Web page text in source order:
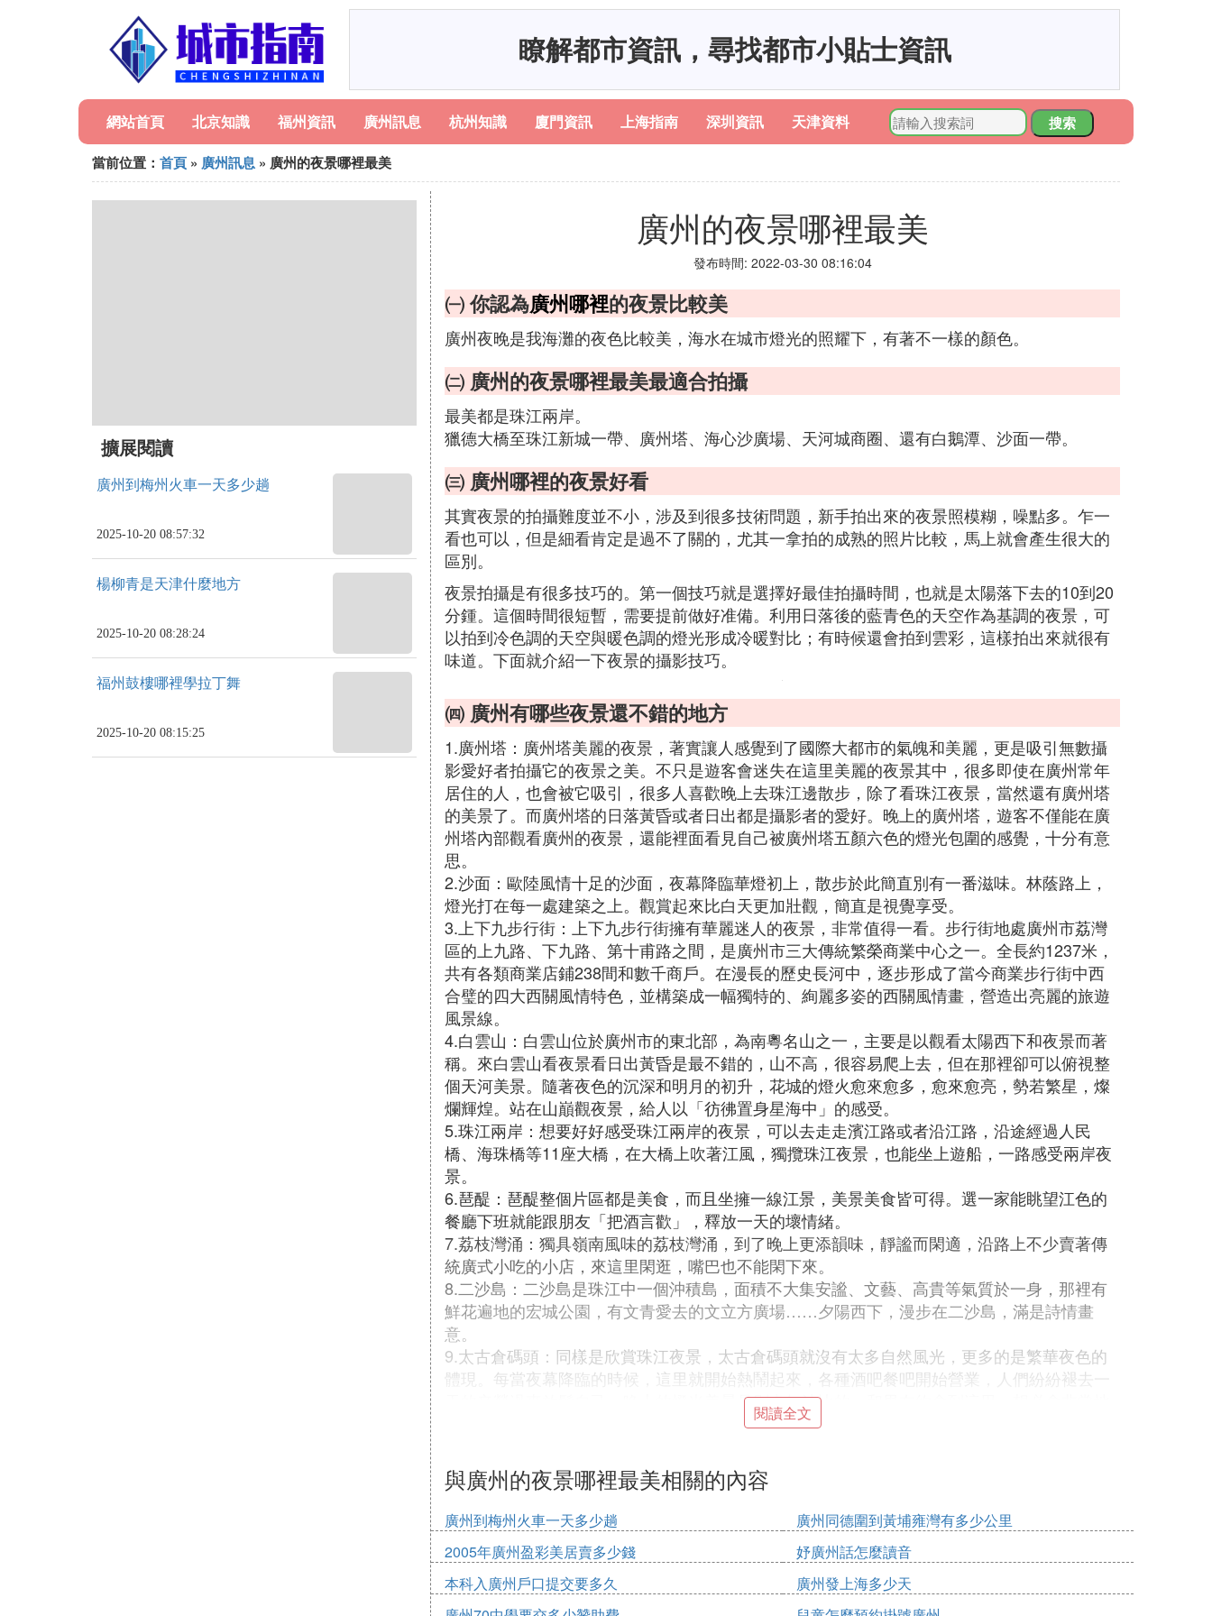
瞭解都市資訊，尋找都市小貼士資訊
網站首頁 北京知識 福州資訊 廣州訊息 杭州知識 廈門資訊 上海指南 深圳資訊 天津資料
搜索
當前位置： 首頁 » 廣州訊息 » 廣州的夜景哪裡最美
擴展閱讀
廣州到梅州火車一天多少趟
2025-10-20 08:57:32
楊柳青是天津什麼地方
2025-10-20 08:28:24
福州鼓樓哪裡學拉丁舞
2025-10-20 08:15:25
廣州的夜景哪裡最美
發布時間: 2022-03-30 08:16:04
㈠ 你認為廣州哪裡的夜景比較美
廣州夜晚是我海灘的夜色比較美，海水在城市燈光的照耀下，有著不一樣的顏色。
㈡ 廣州的夜景哪裡最美最適合拍攝
最美都是珠江兩岸。
獵德大橋至珠江新城一帶、廣州塔、海心沙廣場、天河城商圈、還有白鵝潭、沙面一帶。
㈢ 廣州哪裡的夜景好看
其實夜景的拍攝難度並不小，涉及到很多技術問題，新手拍出來的夜景照模糊，噪點多。乍一
看也可以，但是細看肯定是過不了關的，尤其一拿拍的成熟的照片比較，馬上就會產生很大的
區別。
夜景拍攝是有很多技巧的。第一個技巧就是選擇好最佳拍攝時間，也就是太陽落下去的10到20
分鍾。這個時間很短暫，需要提前做好准備。利用日落後的藍青色的天空作為基調的夜景，可
以拍到冷色調的天空與暖色調的燈光形成冷暖對比；有時候還會拍到雲彩，這樣拍出來就很有
味道。下面就介紹一下夜景的攝影技巧。
㈣ 廣州有哪些夜景還不錯的地方
1.廣州塔：廣州塔美麗的夜景，著實讓人感覺到了國際大都市的氣魄和美麗，更是吸引無數攝
影愛好者拍攝它的夜景之美。不只是遊客會迷失在這里美麗的夜景其中，很多即使在廣州常年
居住的人，也會被它吸引，很多人喜歡晚上去珠江邊散步，除了看珠江夜景，當然還有廣州塔
的美景了。而廣州塔的日落黃昏或者日出都是攝影者的愛好。晚上的廣州塔，遊客不僅能在廣
州塔內部觀看廣州的夜景，還能裡面看見自己被廣州塔五顏六色的燈光包圍的感覺，十分有意
思。
2.沙面：歐陸風情十足的沙面，夜幕降臨華燈初上，散步於此簡直別有一番滋味。林蔭路上，
燈光打在每一處建築之上。觀賞起來比白天更加壯觀，簡直是視覺享受。
3.上下九步行街：上下九步行街擁有華麗迷人的夜景，非常值得一看。步行街地處廣州市荔灣
區的上九路、下九路、第十甫路之間，是廣州市三大傳統繁榮商業中心之一。全長約1237米，
共有各類商業店鋪238間和數千商戶。在漫長的歷史長河中，逐步形成了當今商業步行街中西
合璧的四大西關風情特色，並構築成一幅獨特的、絢麗多姿的西關風情畫，營造出亮麗的旅遊
風景線。
4.白雲山：白雲山位於廣州市的東北部，為南粵名山之一，主要是以觀看太陽西下和夜景而著
稱。來白雲山看夜景看日出黃昏是最不錯的，山不高，很容易爬上去，但在那裡卻可以俯視整
個天河美景。隨著夜色的沉深和明月的初升，花城的燈火愈來愈多，愈來愈亮，勢若繁星，燦
爛輝煌。站在山巔觀夜景，給人以「彷彿置身星海中」的感受。
5.珠江兩岸：想要好好感受珠江兩岸的夜景，可以去走走濱江路或者沿江路，沿途經過人民
橋、海珠橋等11座大橋，在大橋上吹著江風，獨攬珠江夜景，也能坐上遊船，一路感受兩岸夜
景。
6.琶醍：琶醍整個片區都是美食，而且坐擁一線江景，美景美食皆可得。選一家能眺望江色的
餐廳下班就能跟朋友「把酒言歡」，釋放一天的壞情緒。
7.荔枝灣涌：獨具嶺南風味的荔枝灣涌，到了晚上更添韻味，靜謐而閑適，沿路上不少賣著傳
統廣式小吃的小店，來這里閑逛，嘴巴也不能閑下來。
8.二沙島：二沙島是珠江中一個沖積島，面積不大集安謐、文藝、高貴等氣質於一身，那裡有
鮮花遍地的宏城公園，有文青愛去的文立方廣場……夕陽西下，漫步在二沙島，滿是詩情畫
意。
9.太古倉碼頭：同樣是欣賞珠江夜景，太古倉碼頭就沒有太多自然風光，更多的是繁華夜色的
體現。每當夜幕降臨的時候，這里就開始熱鬧起來，各種酒吧餐吧開始營業，人們紛紛褪去一
天的辛勞過來放鬆自己。晚上的燈光美景是別處無法比的，和男友約會到這里，想必會非常地
浪漫。累了坐在沿江酒吧喝一杯，享受五光十色的美景，心裡不由得感慨，「人生得意須盡歡
㈤ 廣州最美的夜景是
你想欣賞廣州最美的夜景有3個方法，第一：珠江夜遊，江邊的夜景永遠是最迷人的！2：登上
廣州塔（小蠻腰），可以將市內漂亮的夜景放在眼底了，3：爬白雲山吧，最省錢的方法，把廣
州所有夜景都盡覽了，不過我個人認為，還是珠江夜遊的夜景最吸引人了，在廣州一定要去一
試！
閱讀全文
與廣州的夜景哪裡最美相關的內容
廣州到梅州火車一天多少趟
廣州同德圍到黃埔雍灣有多少公里
2005年廣州盈彩美居賣多少錢
妤廣州話怎麼讀音
本科入廣州戶口提交要多久
廣州發上海多少天